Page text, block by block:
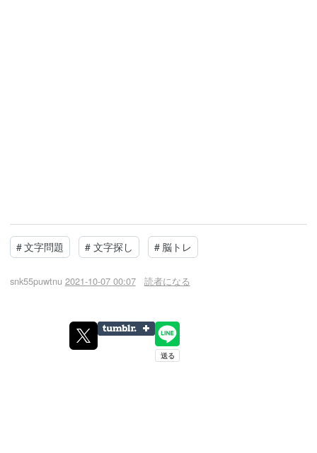
#文字問題 # 文字探し # 脳トレ
snk55puwtnu 2021-10-07 00:07 読者になる